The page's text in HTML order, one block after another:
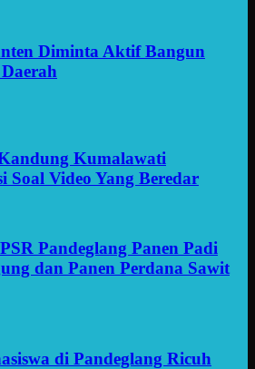
Diminta Aktif Bangun
Kumalawati
Soal Video Yang Beredar
Pandeglang Panen Padi
dan Panen Perdana Sawit
di Pandeglang Ricuh